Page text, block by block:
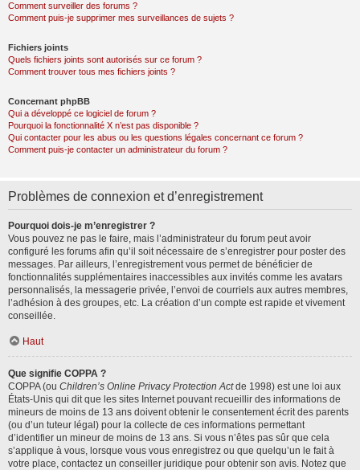
Comment surveiller des forums ?
Comment puis-je supprimer mes surveillances de sujets ?
Fichiers joints
Quels fichiers joints sont autorisés sur ce forum ?
Comment trouver tous mes fichiers joints ?
Concernant phpBB
Qui a développé ce logiciel de forum ?
Pourquoi la fonctionnalité X n’est pas disponible ?
Qui contacter pour les abus ou les questions légales concernant ce forum ?
Comment puis-je contacter un administrateur du forum ?
Problèmes de connexion et d’enregistrement
Pourquoi dois-je m’enregistrer ?
Vous pouvez ne pas le faire, mais l’administrateur du forum peut avoir
configuré les forums afin qu’il soit nécessaire de s’enregistrer pour poster des
messages. Par ailleurs, l’enregistrement vous permet de bénéficier de
fonctionnalités supplémentaires inaccessibles aux invités comme les avatars
personnalisés, la messagerie privée, l’envoi de courriels aux autres membres,
l’adhésion à des groupes, etc. La création d’un compte est rapide et vivement
conseillée.
Haut
Que signifie COPPA ?
COPPA (ou Children’s Online Privacy Protection Actde 1998) est une loi aux
États-Unis qui dit que les sites Internet pouvant recueillir des informations de
mineurs de moins de 13 ans doivent obtenir le consentement écrit des parents
(ou d’un tuteur légal) pour la collecte de ces informations permettant
d’identifier un mineur de moins de 13 ans. Si vous n’êtes pas sûr que cela
s’applique à vous, lorsque vous vous enregistrez ou que quelqu’un le fait à
votre place, contactez un conseiller juridique pour obtenir son avis. Notez que